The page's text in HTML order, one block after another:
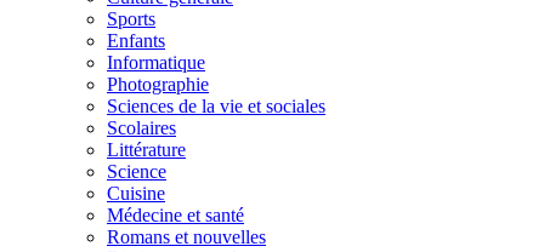
Sports
Enfants
Informatique
Photographie
Sciences de la vie et sociales
Scolaires
Littérature
Science
Cuisine
Médecine et santé
Romans et nouvelles